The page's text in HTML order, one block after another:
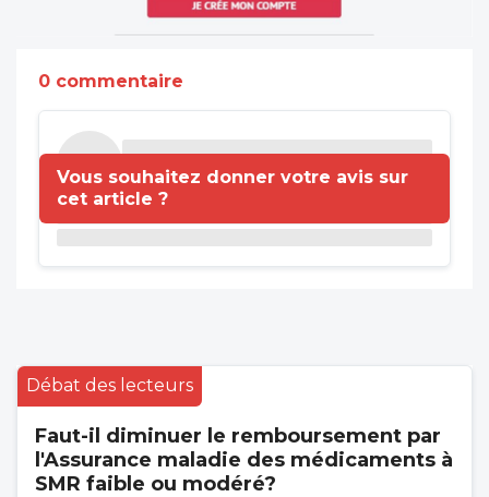
0 commentaire
Vous souhaitez donner votre avis sur
cet article ?
Débat des lecteurs
Faut-il diminuer le remboursement par
l'Assurance maladie des médicaments à
SMR faible ou modéré?